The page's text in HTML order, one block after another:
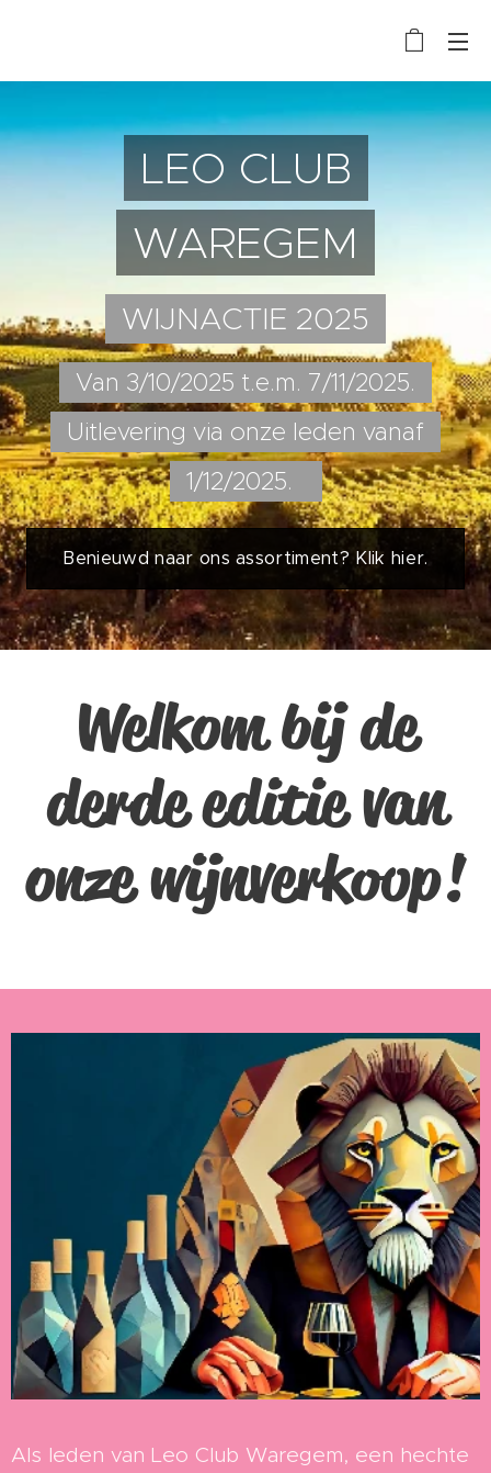
LEO CLUB
WAREGEM
WIJNACTIE 2025
Van 3/10/2025 t.e.m. 7/11/2025.
Uitlevering via onze leden vanaf
1/12/2025.
Benieuwd naar ons assortiment? Klik hier.
Welkom bij de
derde editie van
onze wijnverkoop!
Als leden van Leo Club Waregem, een hechte